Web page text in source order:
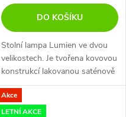
DO KOŠÍKU
Stolní lampa Lumien ve dvou
velikostech. Je tvořena kovovou
konstrukcí lakovanou saténově
zlatou barvou a difuzorem
ve tvaru polokoule z opálově
bílého...
Akce
LETNÍ AKCE